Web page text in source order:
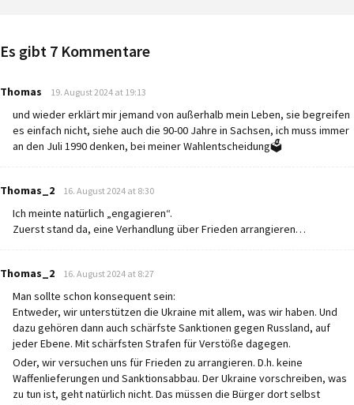
Es gibt 7 Kommentare
Thomas says:
19. August 2024 at 19:13
und wieder erklärt mir jemand von außerhalb mein Leben, sie begreifen
es einfach nicht, siehe auch die 90-00 Jahre in Sachsen, ich muss immer
an den Juli 1990 denken, bei meiner Wahlentscheidung🗳️
Thomas_2 says:
16. August 2024 at 8:30
Ich meinte natürlich „engagieren“.
Zuerst stand da, eine Verhandlung über Frieden arrangieren…
Thomas_2 says:
16. August 2024 at 8:27
Man sollte schon konsequent sein:
Entweder, wir unterstützen die Ukraine mit allem, was wir haben. Und
dazu gehören dann auch schärfste Sanktionen gegen Russland, auf
jeder Ebene. Mit schärfsten Strafen für Verstöße dagegen.
Oder, wir versuchen uns für Frieden zu arrangieren. D.h. keine
Waffenlieferungen und Sanktionsabbau. Der Ukraine vorschreiben, was
zu tun ist, geht natürlich nicht. Das müssen die Bürger dort selbst